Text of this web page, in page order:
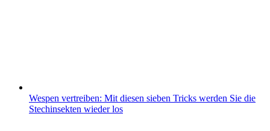
Wespen vertreiben: Mit diesen sieben Tricks werden Sie die
Stechinsekten wieder los